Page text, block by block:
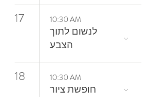
17 10:30 AM
‬הצבע
18 10:30 AM
חופשת ציור